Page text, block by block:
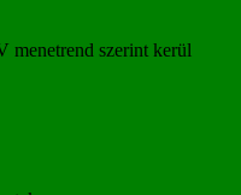
menetrend szerint kerül